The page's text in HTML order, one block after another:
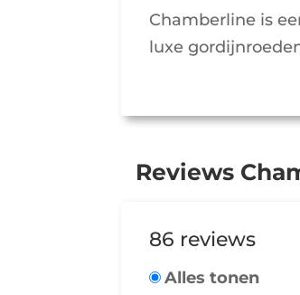
Chamberline is
luxe
Reviews
86 reviews
Alles tonen